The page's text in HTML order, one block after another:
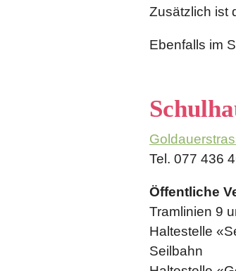
Zusätzlich ist
Ebenfalls im
Tel. 077 436
Öffentliche
Tramlinien 9
Haltestelle
Seilbahn